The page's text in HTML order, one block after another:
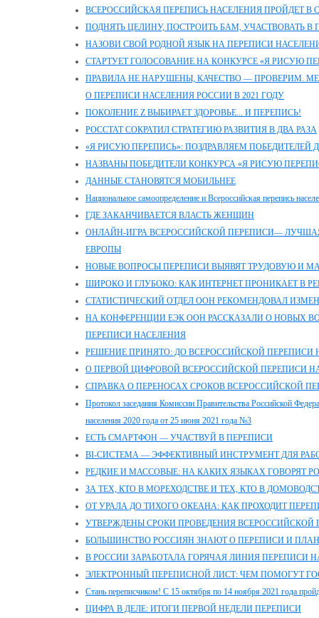
ВСЕРОССИЙСКАЯ ПЕРЕПИСЬ НАСЕЛЕНИЯ ПРОЙДЕТ В
ПОДНЯТЬ ЦЕЛИНУ, ПОСТРОИТЬ БАМ, УЧАСТВОВАТЬ В
НАЗОВИ СВОЙ РОДНОЙ ЯЗЫК НА ПЕРЕПИСИ
СТАРТУЕТ ГОЛОСОВАНИЕ НА КОНКУРСЕ «Я РИСУЮ
ПРАВИЛА НЕ НАРУШЕНЫ, КАЧЕСТВО — ПРОВЕРИМ.
О ПЕРЕПИСИ НАСЕЛЕНИЯ РОССИИ В 2021 ГОДУ
ПОКОЛЕНИЕ Z ВЫБИРАЕТ ЗДОРОВЬЕ... И ПЕРЕПИСЬ!
РОССТАТ СОКРАТИЛ СТРАТЕГИЮ РАЗВИТИЯ В ДВА РАЗА
«Я РИСУЮ ПЕРЕПИСЬ»: ПОЗДРАВЛЯЕМ ПОБЕДИТЕЛЕЙ
НАЗВАНЫ ПОБЕДИТЕЛИ КОНКУРСА «Я РИСУЮ
ДАННЫЕ СТАНОВЯТСЯ МОБИЛЬНЕЕ
Национальное самоопределение и Всероссийская перепись
ГДЕ ЗАКАНЧИВАЕТСЯ ВЛАСТЬ ЖЕНЩИН
ОНЛАЙН-ИГРА ВСЕРОССИЙСКОЙ ПЕРЕПИСИ—
ЕВРОПЫ
НОВЫЕ ВОПРОСЫ ПЕРЕПИСИ ВЫЯВЯТ ТРУДОВУЮ И
ШИРОКО И ГЛУБОКО: КАК ИНТЕРНЕТ ПРОНИКАЕТ В
СТАТИСТИЧЕСКИЙ ОТДЕЛ ООН РЕКОМЕНДОВАЛ
НА КОНФЕРЕНЦИИ ЕЭК ООН РАССКАЗАЛИ О НОВЫХ
ПЕРЕПИСИ НАСЕЛЕНИЯ
РЕШЕНИЕ ПРИНЯТО: ДО ВСЕРОССИЙСКОЙ ПЕРЕПИСИ
О ПЕРВОЙ ЦИФРОВОЙ ВСЕРОССИЙСКОЙ ПЕРЕПИСИ
СПРАВКА О ПЕРЕНОСАХ СРОКОВ ВСЕРОССИЙСКОЙ
Протокол заседания Комиссии Правительства Российской
населения 2020 года от 25 июня 2021 года №3
ЕСТЬ СМАРТФОН — УЧАСТВУЙ В ПЕРЕПИСИ
BI-СИСТЕМА — ЭФФЕКТИВНЫЙ ИНСТРУМЕНТ ДЛЯ
РЕДКИЕ И МАССОВЫЕ: НА КАКИХ ЯЗЫКАХ ГОВОРЯТ
ЗА ТЕХ, КТО В МОРЕХОДСТВЕ И ТЕХ, КТО В
ОТ УРАЛА ДО ТИХОГО ОКЕАНА: КАК ПРОХОДИТ
УТВЕРЖДЕНЫ СРОКИ ПРОВЕДЕНИЯ ВСЕРОССИЙСКОЙ
БОЛЬШИНСТВО РОССИЯН ЗНАЮТ О ПЕРЕПИСИ И
В РОССИИ ЗАРАБОТАЛА ГОРЯЧАЯ ЛИНИЯ ПЕРЕПИСИ
ЭЛЕКТРОННЫЙ ПЕРЕПИСНОЙ ЛИСТ: ЧЕМ ПОМОГУТ
Стань переписчиком! С 15 октября по 14 ноября 2021 года
ЦИФРА В ДЕЛЕ: ИТОГИ ПЕРВОЙ НЕДЕЛИ ПЕРЕПИСИ